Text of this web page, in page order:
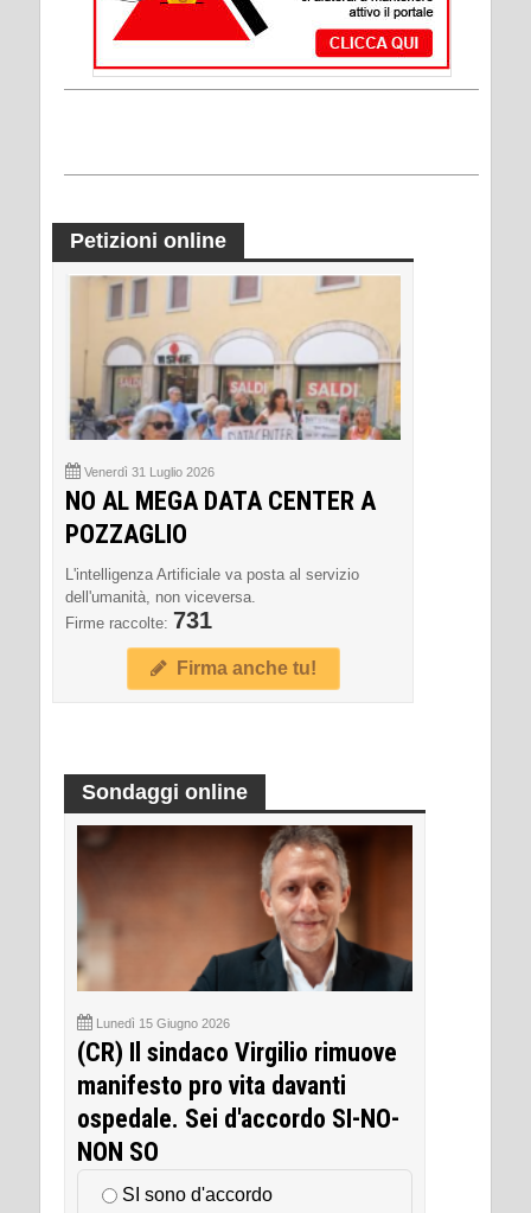
Petizioni online
Venerdì 31 Luglio 2026
NO AL MEGA DATA CENTER A
POZZAGLIO
L'intelligenza Artificiale va posta al servizio
dell'umanità, non viceversa.
Firme raccolte: 731
Firma anche tu!
Sondaggi online
Lunedì 15 Giugno 2026
(CR) Il sindaco Virgilio rimuove
manifesto pro vita davanti
ospedale. Sei d'accordo SI-NO-
NON SO
SI sono d'accordo